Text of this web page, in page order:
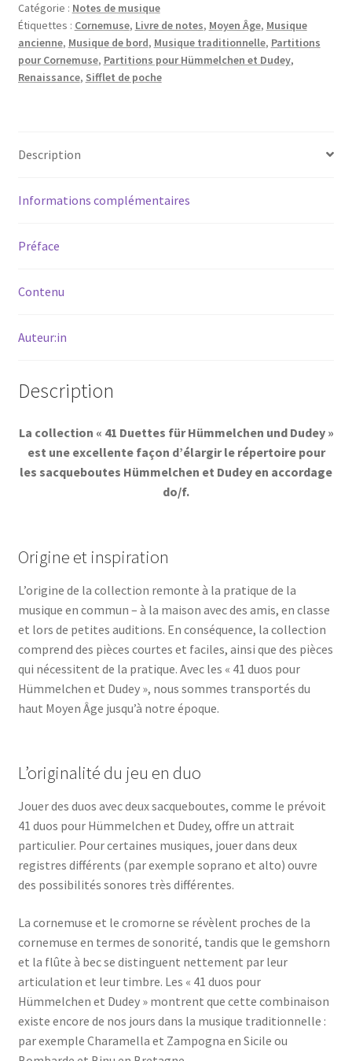
Catégorie : Notes de musique
Étiquettes : Cornemuse, Livre de notes, Moyen Âge, Musique
ancienne, Musique de bord, Musique traditionnelle, Partitions
pour Cornemuse, Partitions pour Hümmelchen et Dudey,
Renaissance, Sifflet de poche
Description
Informations complémentaires
Préface
Contenu
Auteur:in
Description
La collection « 41 Duettes für Hümmelchen und Dudey »
est une excellente façon d’élargir le répertoire pour
les sacqueboutes Hümmelchen et Dudey en accordage
do/f.
Origine et inspiration
L’origine de la collection remonte à la pratique de la
musique en commun – à la maison avec des amis, en classe
et lors de petites auditions. En conséquence, la collection
comprend des pièces courtes et faciles, ainsi que des pièces
qui nécessitent de la pratique. Avec les « 41 duos pour
Hümmelchen et Dudey », nous sommes transportés du
haut Moyen Âge jusqu’à notre époque.
L’originalité du jeu en duo
Jouer des duos avec deux sacqueboutes, comme le prévoit
41 duos pour Hümmelchen et Dudey, offre un attrait
particulier. Pour certaines musiques, jouer dans deux
registres différents (par exemple soprano et alto) ouvre
des possibilités sonores très différentes.
La cornemuse et le cromorne se révèlent proches de la
cornemuse en termes de sonorité, tandis que le gemshorn
et la flûte à bec se distinguent nettement par leur
articulation et leur timbre. Les « 41 duos pour
Hümmelchen et Dudey » montrent que cette combinaison
existe encore de nos jours dans la musique traditionnelle :
par exemple Charamella et Zampogna en Sicile ou